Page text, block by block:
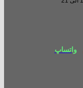
واتساپ